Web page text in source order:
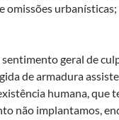
omissões
geral de
de armadura
humana, que
não implantamos,